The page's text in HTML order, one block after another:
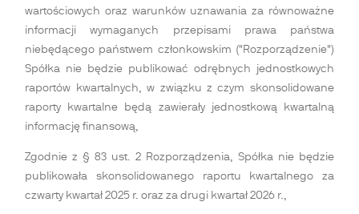
wartościowych oraz warunków uznawania za równoważne
informacji wymaganych przepisami prawa państwa
niebędącego państwem członkowskim ("Rozporządzenie")
Spółka nie będzie publikować odrębnych jednostkowych
raportów kwartalnych, w związku z czym skonsolidowane
raporty kwartalne będą zawierały jednostkową kwartalną
informację finansową,
Zgodnie z § 83 ust. 2 Rozporządzenia, Spółka nie będzie
publikowała skonsolidowanego raportu kwartalnego za
czwarty kwartał 2025 r. oraz za drugi kwartał 2026 r.,